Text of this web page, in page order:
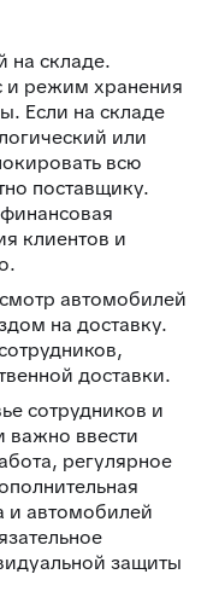
на складе.
и режим хранения
Если на складе
или
всю
поставщику.
клиентов и
автомобилей
на доставку.
доставки.
сотрудников и
важно ввести
регулярное
и автомобилей
защиты